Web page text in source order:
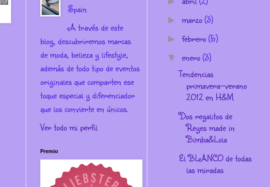
Spain
A través de este
blog, descubriremos marcas
de moda, belleza y lifestyle,
además de todo tipo de eventos
originales que comparten ese
toque especial y diferenciador
que los convierte en únicos.
Ver todo mi perfil
Premio
► marzo(3)
► febrero(5)
▼ enero(3)
Tendencias
primavera-verano
2012 en H&M
Dos regalitos de
Reyes made in
Bimba&Lola
El BLANCO de todas
las miradas